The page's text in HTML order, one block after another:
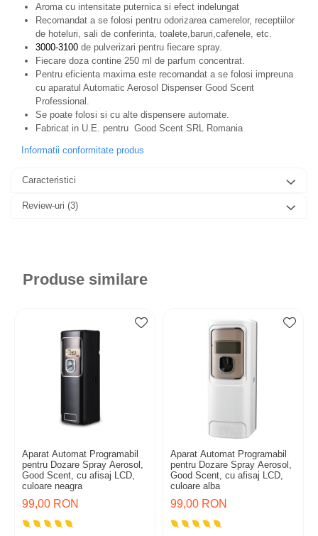
Aroma cu intensitate puternica si efect indelungat
Recomandat a se folosi pentru odorizarea camerelor, receptiilor
de hoteluri, sali de conferinta, toalete,baruri,cafenele, etc.
3000-3100 de pulverizari pentru fiecare spray.
Fiecare doza contine 250 ml de parfum concentrat.
Pentru eficienta maxima este recomandat a se folosi impreuna
cu aparatul Automatic Aerosol Dispenser Good Scent
Professional.
Se poate folosi si cu alte dispensere automate.
Fabricat in U.E. pentru Good Scent SRL Romania
Informatii conformitate produs
Caracteristici
Review-uri (3)
Produse similare
Aparat Automat Programabil
pentru Dozare Spray Aerosol,
Good Scent, cu afisaj LCD,
culoare neagra
99,00 RON
Aparat Automat Programabil
pentru Dozare Spray Aerosol,
Good Scent, cu afisaj LCD,
culoare alba
99,00 RON